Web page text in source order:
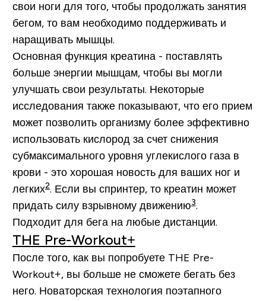
свои ноги для того, чтобы продолжать занятия
бегом, то вам необходимо поддерживать и
наращивать мышцы.
Основная функция креатина - поставлять
больше энергии мышцам, чтобы вы могли
улучшать свои результаты. Некоторые
исследования также показывают, что его прием
может позволить организму более эффективно
использовать кислород за счет снижения
субмаксимального уровня углекислого газа в
крови - это хорошая новость для ваших ног и
легких2. Если вы спринтер, то креатин может
придать силу взрывному движению3.
Подходит для бега на любые дистанции.
THE Pre-Workout+
После того, как вы попробуете THE Pre-
Workout+, вы больше не сможете бегать без
него. Новаторская технология поэтапного